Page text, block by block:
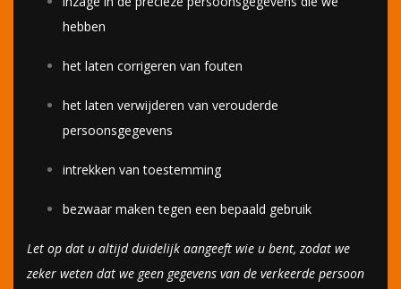
hebben
het laten corrigeren van fouten
het laten verwijderen van verouderde
persoonsgegevens
intrekken van toestemming
bezwaar maken tegen een bepaald gebruik
Let op dat u altijd duidelijk aangeeft wie u bent, zodat we
zeker weten dat we geen gegevens van de verkeerde persoon